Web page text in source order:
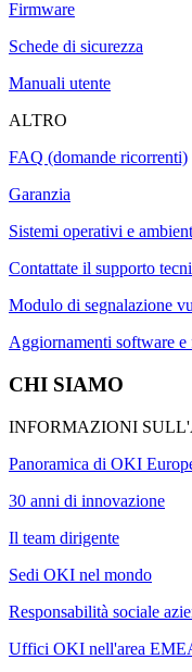
Firmware
Schede di sicurezza
Manuali utente
ALTRO
FAQ (domande ricorrenti)
Garanzia
Sistemi operativi e
Contattate il supporto
Modulo di segnalazione
Aggiornamenti software
CHI SIAMO
INFORMAZIONI
Panoramica di OKI
30 anni di innovazione
Il team dirigente
Sedi OKI nel mondo
Responsabilità sociale
Uffici OKI nell'area